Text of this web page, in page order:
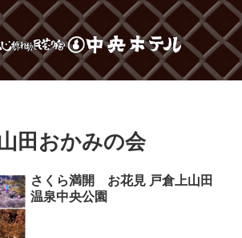
田おかみの会
さくら満開 お花見 戸倉上山田
温泉中央公園